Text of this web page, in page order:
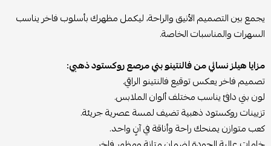
يجمع بين التصميم الأنيق والراحة، ليكمل مظهرك بأسلوب فاخر يناسب
السهرات والمناسبات الخاصة.
مزايا هيلز نسائي من فالنتينو بني مرصع روكستود ذهبي:
تصميم فاخر يعكس توقيع فالنتينو الراقي.
لون بني دافئ يناسب مختلف ألوان الملابس.
تزيينات روكستود ذهبية تضيف لمسة عصرية جريئة.
كعب متوازن يمنحك راحة وأناقة في آنٍ واحد.